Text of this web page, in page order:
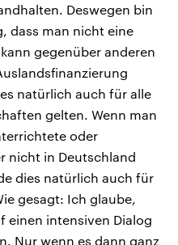
Deswegen bin
dass man nicht eine
gegenüber anderen
natürlich auch für alle
gelten. Wenn man
oder
nicht in Deutschland
dies natürlich auch für
gesagt: Ich glaube,
einen intensiven Dialog
Nur wenn es dann ganz